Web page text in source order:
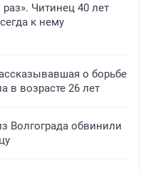
Читинец 40 лет
к нему
о борьбе
в возрасте 26 лет
Волгограда обвинили